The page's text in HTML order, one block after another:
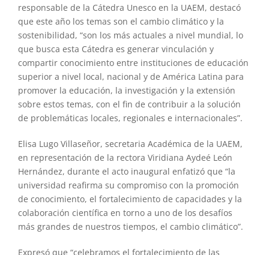
responsable de la Cátedra Unesco en la UAEM, destacó
que este año los temas son el cambio climático y la
sostenibilidad, “son los más actuales a nivel mundial, lo
que busca esta Cátedra es generar vinculación y
compartir conocimiento entre instituciones de educación
superior a nivel local, nacional y de América Latina para
promover la educación, la investigación y la extensión
sobre estos temas, con el fin de contribuir a la solución
de problemáticas locales, regionales e internacionales”.
Elisa Lugo Villaseñor, secretaria Académica de la UAEM,
en representación de la rectora Viridiana Aydeé León
Hernández, durante el acto inaugural enfatizó que “la
universidad reafirma su compromiso con la promoción
de conocimiento, el fortalecimiento de capacidades y la
colaboración científica en torno a uno de los desafíos
más grandes de nuestros tiempos, el cambio climático”.
Expresó que “celebramos el fortalecimiento de las